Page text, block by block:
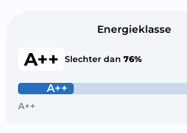
Energieklasse
A++ Slechter dan 76%
A++
A++